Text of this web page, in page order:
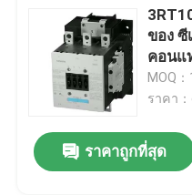
ของ
คอนแ
ซีเมน
MOQ
ราคา
ราคาถูกที่สุด